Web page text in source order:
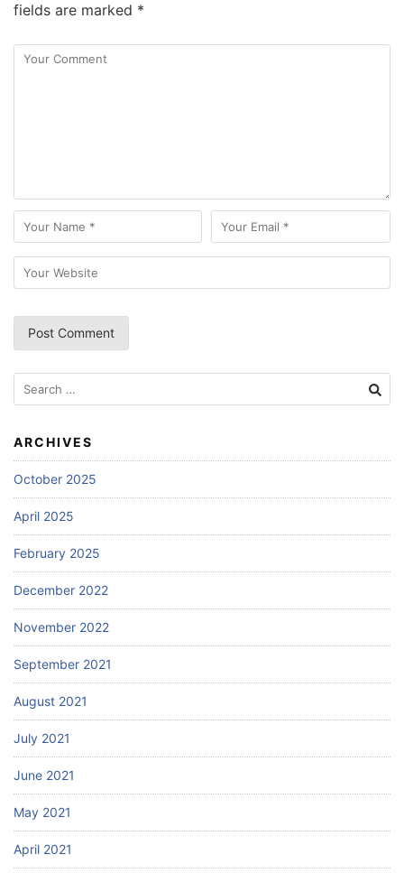
fields are marked *
Search
for:
ARCHIVES
October 2025
April 2025
February 2025
December 2022
November 2022
September 2021
August 2021
July 2021
June 2021
May 2021
April 2021